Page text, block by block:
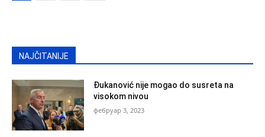
NAJČITANIJE
Đukanović nije mogao do susreta na
visokom nivou
фебруар 3, 2023